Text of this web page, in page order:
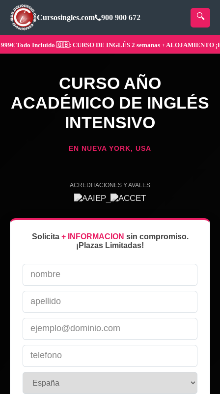
Cursosingles.com 900 900 672
Todo Incluido 🇬🇧: CURSO DE INGLÉS 2 semanas + ALOJAMIENTO
CURSO AÑO
ACADÉMICO DE INGLÉS
INTENSIVO
EN NUEVA YORK, USA
ACREDITACIONES Y AVALES
Solicita + INFORMACION sin compromiso.
¡Plazas Limitadas!